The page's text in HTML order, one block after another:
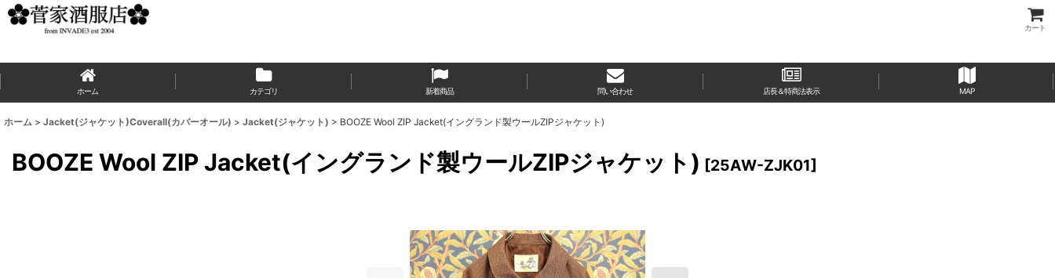
カート
ホーム カテゴリ 新着商品 問い合わせ 店長＆特商法表示 MAP
ホーム > Jacket(ジャケット)Coverall(カバーオール) > Jacket(ジャケット) > BOOZE Wool ZIP Jacket(イングランド製ウールZIPジャケット)
BOOZE Wool ZIP Jacket(イングランド製ウールZIPジャケット) [25AW-ZJK01]